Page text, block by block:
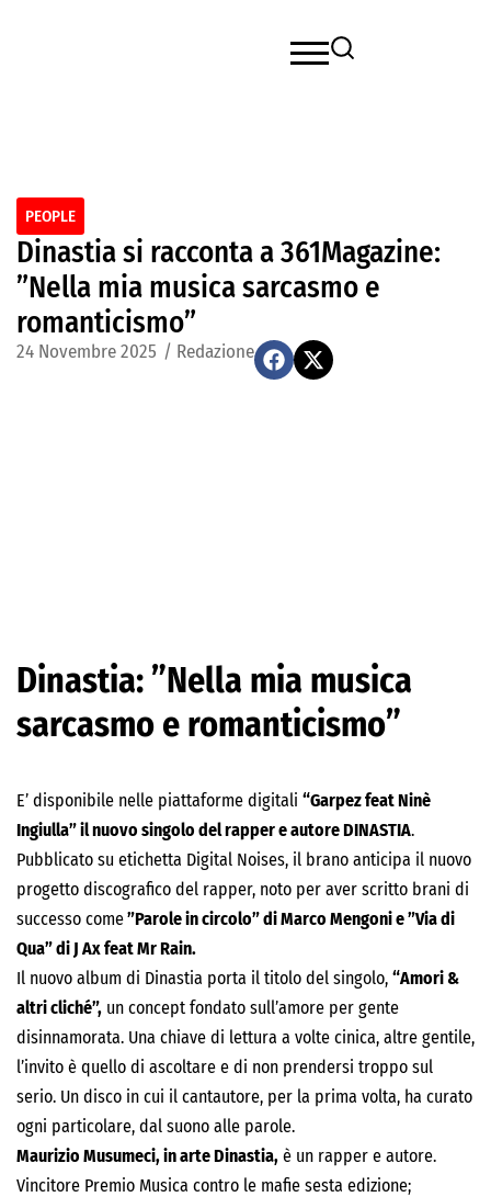
PEOPLE
Dinastia si racconta a 361Magazine:
”Nella mia musica sarcasmo e
romanticismo”
24 Novembre 2025 / Redazione
Dinastia: ”Nella mia musica
sarcasmo e romanticismo”
E’ disponibile nelle piattaforme digitali “Garpez feat Ninè
Ingiulla”il nuovo singolo del rapper e autore DINASTIA.
Pubblicato su etichetta Digital Noises, il brano anticipa il nuovo
progetto discografico del rapper, noto per aver scritto brani di
successo come”Parole in circolo” di Marco Mengoni e ”Via di
Qua” di J Ax feat Mr Rain.
Il nuovo album di Dinastia porta il titolo del singolo, “Amori &
altri cliché”, un concept fondato sull’amore per gente
disinnamorata. Una chiave di lettura a volte cinica, altre gentile,
l’invito è quello di ascoltare e di non prendersi troppo sul
serio. Un disco in cui il cantautore, per la prima volta, ha curato
ogni particolare, dal suono alle parole.
Maurizio Musumeci, in arte Dinastia, è un rapper e autore.
Vincitore Premio Musica contro le mafie sesta edizione;